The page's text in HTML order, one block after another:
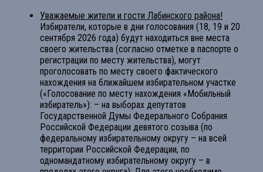
Уважаемые жители и гости Лабинского района!
Избиратели, которые в дни голосования (18, 19 и 20
сентября 2026 года) будут находиться вне места
своего жительства (согласно отметке в паспорте о
регистрации по месту жительства), могут
проголосовать по месту своего фактического
нахождения на ближайшем избирательном участке
(«Голосование по месту нахождения «Мобильный
избиратель»): – на выборах депутатов
Государственной Думы Федерального Собрания
Российской Федерации девятого созыва (по
федеральному избирательному округу – на всей
территории Российской Федерации, по
одномандатному избирательному округу – в